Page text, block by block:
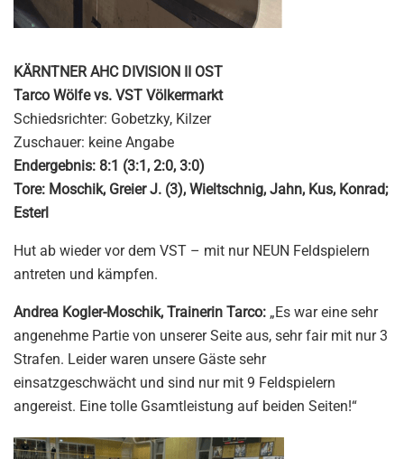
KÄRNTNER AHC DIVISION II OST
Tarco Wölfe vs. VST Völkermarkt
Schiedsrichter: Gobetzky, Kilzer
Zuschauer: keine Angabe
Endergebnis: 8:1 (3:1, 2:0, 3:0)
Tore: Moschik, Greier J. (3), Wieltschnig, Jahn, Kus, Konrad;
Esterl
Hut ab wieder vor dem VST – mit nur NEUN Feldspielern
antreten und kämpfen.
Andrea Kogler-Moschik, Trainerin Tarco: „Es war eine sehr
angenehme Partie von unserer Seite aus, sehr fair mit nur 3
Strafen. Leider waren unsere Gäste sehr
einsatzgeschwächt und sind nur mit 9 Feldspielern
angereist. Eine tolle Gsamtleistung auf beiden Seiten!“